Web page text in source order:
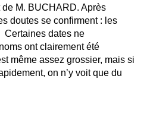
M. BUCHARD. Après
doutes se confirment : les
Certaines dates ne
ont clairement été
même assez grossier, mais si
on n’y voit que du